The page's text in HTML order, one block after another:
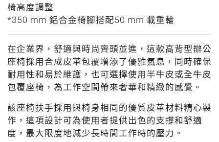
椅高度調整
*350 mm 鋁合金椅腳搭配50 mm 載重輪
在企業界，舒適與時尚齊頭並進，這款高背型辦公
座椅採用合成皮革包覆增添了優雅氣息，同時確保
耐用性和易於維護，也可選擇使用半牛皮或全牛皮
包覆座椅，為工作空間帶來奢華和精緻的感覺。
該座椅扶手採用與椅身相同的優質皮革材料精心製
作，這項設計可為使用者提供出色的支撐和舒適
度，最大限度地減少長時間工作時的壓力。